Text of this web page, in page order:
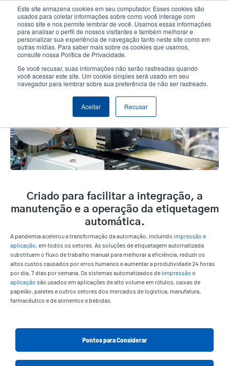
Este site armazena cookies em seu computador. Esses cookies são
usados para coletar informações sobre como você interage com
nosso site e nos permite lembrar de você. Usamos essas informações
para analisar o perfil de nossos visitantes e também melhorar e
personalizar sua experiência de navegação tanto neste site como em
outras mídias. Para saber mais sobre os cookies que usamos,
consulte nossa Política de Privacidade.
Se você recusar, suas informações não serão rastreadas quando
você acessar este site. Um cookie simples será usado em seu
navegador para lembrar sobre sua preferência de não ser rastreado.
Aceitar Recusar
conteúdo
principal
User
account
User
Header
Seletor de Produto Contactar Vendas
Imprimir e Aplicar
Criado para facilitar a integração, a
manutenção e a operação da etiquetagem
automática.
A pandemia acelerou a transformação da automação, incluindo impressão e
aplicação, em todos os setores. As soluções de etiquetagem automatizada
substituem o fluxo de trabalho manual para melhorar a eficiência, reduzir os
altos custos causados por erros humanos e aumentar a produtividade 24 horas
por dia, 7 dias por semana. Os sistemas automatizados de iimpressão e
aplicação são usados em aplicações de alto volume em rótulos, caixas de
papelão, paletes e outros setores dos mercados de logística, manufatura,
farmacêutico e de alimentos e bebidas.
Pontos para Considerar